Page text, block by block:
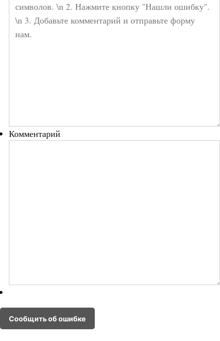
Комментарий